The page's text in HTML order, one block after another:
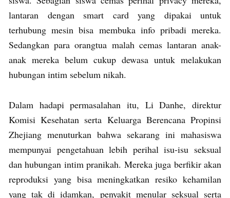
lantaran dengan smart card yang dipakai untuk
terhubung mesin bisa membuka info pribadi mereka.
Sedangkan para orangtua malah cemas lantaran anak-
anak mereka belum cukup dewasa untuk melakukan
hubungan intim sebelum nikah.
Dalam hadapi permasalahan itu, Li Danhe, direktur
Komisi Kesehatan serta Keluarga Berencana Propinsi
Zhejiang menuturkan bahwa sekarang ini mahasiswa
mempunyai pengetahuan lebih perihal isu-isu seksual
dan hubungan intim pranikah. Mereka juga berfikir akan
reproduksi yang bisa meningkatkan resiko kehamilan
yang tak di idamkan, penyakit menular seksual serta